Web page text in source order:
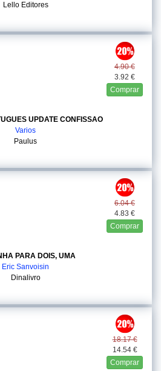
Lello Editores
4.90 €
3.92 €
Comprar
UPDATE CONFISSAO
Varios
Paulus
6.04 €
4.83 €
Comprar
PARA DOIS, UMA
Eric Sanvoisin
Dinalivro
18.17 €
14.54 €
Comprar